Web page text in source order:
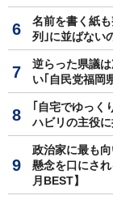
名前を書く紙
列｣に並ばない
逆らった県議
い｢自民党福岡
｢自宅でゆっく
ハビリの主役
政治家に最も
懸念を口にさ
月BEST】